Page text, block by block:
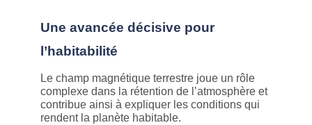
Une avancée décisive pour
l’habitabilité
Le champ magnétique terrestre joue un rôle
complexe dans la rétention de l’atmosphère et
contribue ainsi à expliquer les conditions qui
rendent la planète habitable.